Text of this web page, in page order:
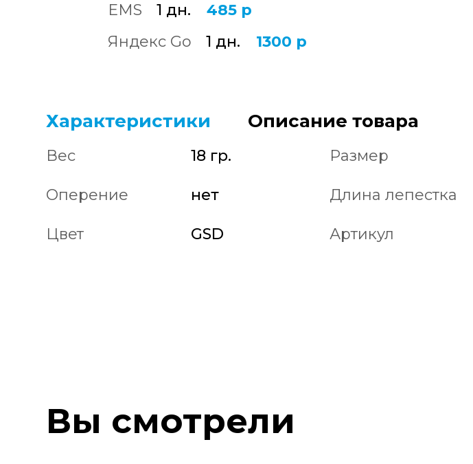
EMS
1 дн.
485 р
Яндекс Go
1 дн. 1300 р
Характеристики Описание товара
Вес 18 гр. Размер
Оперение нет Длина лепестка
Цвет GSD Артикул
Вы смотрели